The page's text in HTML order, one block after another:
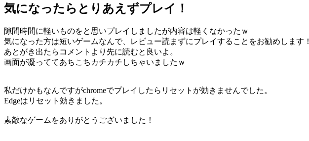
気になったらとりあえずプレイ！
隙間時間に軽いものをと思いプレイしましたが内容は軽くなかったｗ
気になった方は短いゲームなんで、レビュー読まずにプレイすることをお勧めします！
あとがき出たらコメントより先に読むと良いよ。
画面が凝っててあちこちカチカチしちゃいましたｗ
私だけかもなんですがchromeでプレイしたらリセットが効きませんでした。
Edgeはリセット効きました。
素敵なゲームをありがとうございました！